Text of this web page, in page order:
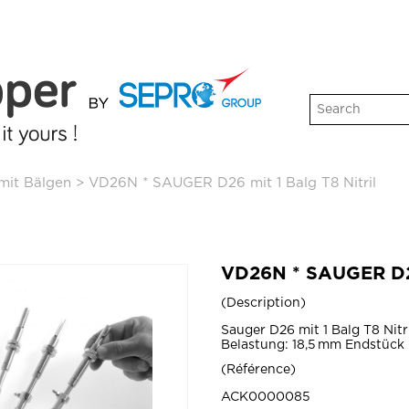
Bälgen > VD26N * SAUGER D26 mit 1 Balg T8 Nitril
VD26N * SAUGER
Description
Sauger D26 mit 1 Balg T8
Belastung: 18,5 mm Endstück
Référence
ACK0000085